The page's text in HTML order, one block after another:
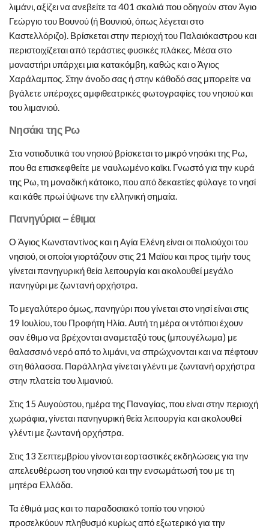
λιμάνι, αξίζει να ανεβείτε τα 401 σκαλιά που οδηγούν στον Άγιο
Γεώργιο του Βουνού (ή Βουνιού, όπως λέγεται στο
Καστελλόριζο). Βρίσκεται στην περιοχή του Παλαιόκαστρου και
περιστοιχίζεται από τεράστιες φυσικές πλάκες. Μέσα στο
μοναστήρι υπάρχει μια κατακόμβη, καθώς και ο Άγιος
Χαράλαμπος. Στην άνοδο σας ή στην κάθοδό σας μπορείτε να
βγάλετε υπέροχες αμφιθεατρικές φωτογραφίες του νησιού και
του λιμανιού.
Νησάκι της Ρω
Στα νοτιοδυτικά του νησιού βρίσκεται το μικρό νησάκι της Ρω,
που θα επισκεφθείτε με ναυλωμένο καϊκι. Γνωστό για την κυρά
της Ρω, τη μοναδική κάτοικο, που από δεκαετίες φύλαγε το νησί
και κάθε πρωί ύψωνε την ελληνική σημαία.
Πανηγύρια – έθιμα
Ο Άγιος Κωνσταντίνος και η Αγία Ελένη είναι οι πολιούχοι του
νησιού, οι οποίοι γιορτάζουν στις 21 Μαϊου και προς τιμήν τους
γίνεται πανηγυρική θεία λειτουργία και ακολουθεί μεγάλο
πανηγύρι με ζωντανή ορχήστρα.
Το μεγαλύτερο όμως, πανηγύρι που γίνεται στο νησί είναι στις
19 Ιουλίου, του Προφήτη Ηλία. Αυτή τη μέρα οι ντόπιοι έχουν
σαν έθιμο να βρέχονται αναμεταξύ τους (μπουγέλωμα) με
θαλασσινό νερό από το λιμάνι, να σπρώχνονται και να πέφτουν
στη θάλασσα. Παράλληλα γίνεται γλέντι με ζωντανή ορχήστρα
στην πλατεία του λιμανιού.
Στις 15 Αυγούστου, ημέρα της Παναγίας, που είναι στην περιοχή
χωράφια, γίνεται πανηγυρική θεία λειτουργία και ακολουθεί
γλέντι με ζωντανή ορχήστρα.
Στις 13 Σεπτεμβρίου γίνονται εορταστικές εκδηλώσεις για την
απελευθέρωση του νησιού και την ενσωμάτωσή του με τη
μητέρα Ελλάδα.
Τα έθιμά μας και το παραδοσιακό τοπίο του νησιού
προσελκύουν πληθυσμό κυρίως από εξωτερικό για την